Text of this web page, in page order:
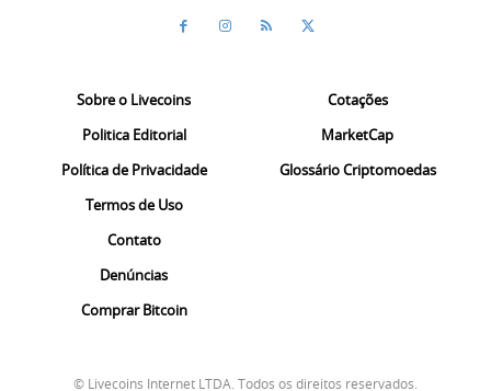
Sobre o Livecoins
Politica Editorial
Política de Privacidade
Termos de Uso
Contato
Denúncias
Comprar Bitcoin
Cotações
MarketCap
Glossário Criptomoedas
© Livecoins Internet LTDA. Todos os direitos reservados.